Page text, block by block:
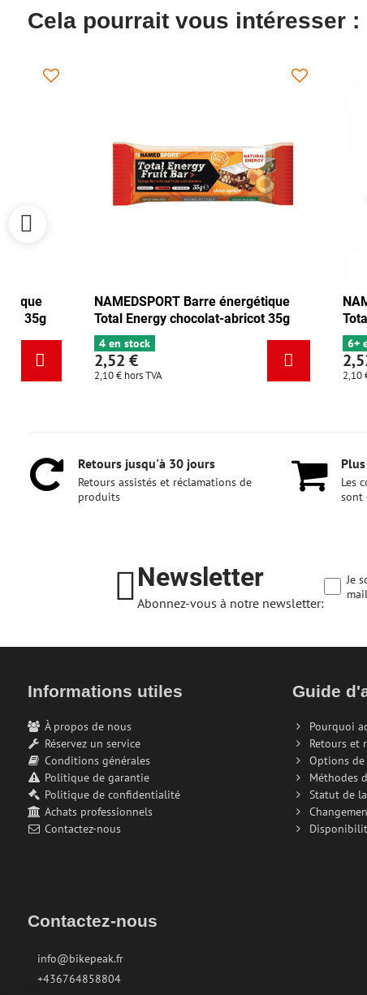
Cela pourrait vous intéresser :
NAMEDSPORT Barre énergétique
Total Energy canneberge-noix 35g
6+ en stock
2,52 €
NAMEDSPORT
Total Energy
4 en stock
2,52 €
Retours jusqu'à 30 jours
Retours assistés et réclamations de
produits
Les
sont
Newsletter
Abonnez-vous à notre newsletter:
Je
Informations utiles
À propos de nous
Réservez un service
Conditions générales
Politique de garantie
Politique de confidentialité
Achats professionnels
Contactez-nous
Guide
Pourquoi
Retours et
Options
Méthodes
Statut de
Contactez-nous
info@bikepeak.fr
+436764858804